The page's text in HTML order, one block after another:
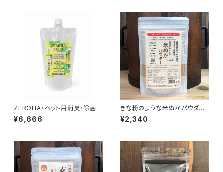
ZEROHA・ペット用消臭・除菌ス
プレー レモンユーカリタイプ
詰め替え用 約1L
¥6,666
きな粉のような米ぬかパウダー
150g
¥2,340